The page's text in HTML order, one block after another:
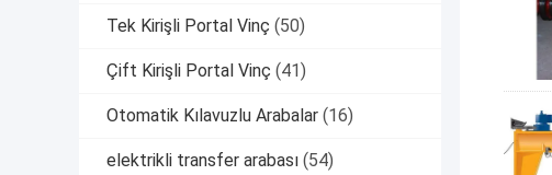
Tek Kirişli Portal Vinç (50)
Çift Kirişli Portal Vinç (41)
Otomatik Kılavuzlu Arabalar (16)
elektrikli transfer arabası (54)